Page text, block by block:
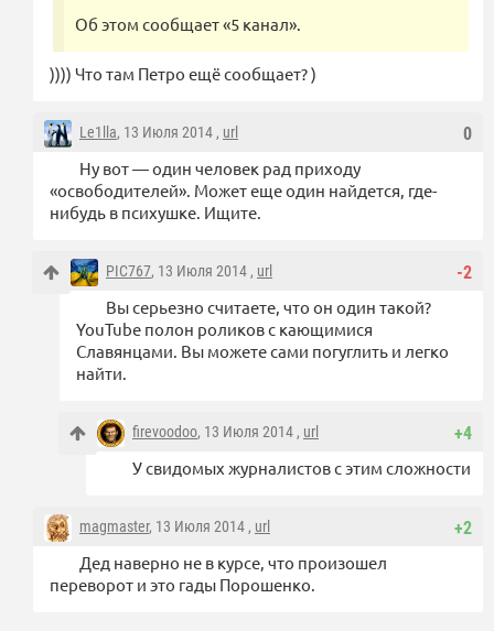
Об этом сообщает «5 канал».
)))) Что там Петро ещё сообщает? )
0
Le1lla, 13 Июля 2014 , url
Ну вот — один человек рад приходу
«освободителей». Может еще один найдется, где-
нибудь в психушке. Ищите.
-2
PIC767, 13 Июля 2014 , url
Вы серьезно считаете, что он один такой?
YouTube полон роликов с кающимися
Славянцами. Вы можете сами погуглить и легко
найти.
+4
firevoodoo, 13 Июля 2014 , url
У свидомых журналистов с этим сложности
+2
magmaster, 13 Июля 2014 , url
Дед наверно не в курсе, что произошел
переворот и это гады Порошенко.